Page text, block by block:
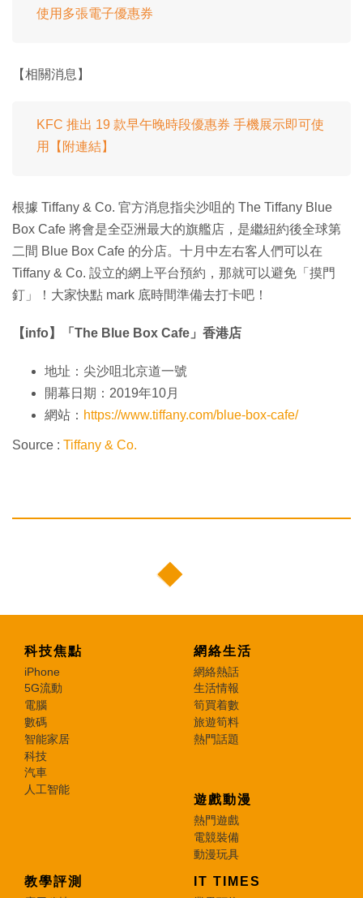
使用多張電子優惠券
【相關消息】
KFC 推出 19 款早午晚時段優惠券 手機展示即可使
用【附連結】
根據 Tiffany & Co. 官方消息指尖沙咀的 The Tiffany Blue
Box Cafe 將會是全亞洲最大的旗艦店，是繼紐約後全球第
二間 Blue Box Cafe 的分店。十月中左右客人們可以在
Tiffany & Co. 設立的網上平台預約，那就可以避免「摸門
釘」！大家快點 mark 底時間準備去打卡吧！
【info】「The Blue Box Cafe」香港店
地址：尖沙咀北京道一號
開幕日期：2019年10月
網站： https://www.tiffany.com/blue-box-cafe/
Source : Tiffany & Co.
科技焦點
iPhone
5G流動
電腦
數碼
智能家居
科技
汽車
人工智能
網絡生活
網絡熱話
生活情報
筍買着數
旅遊筍料
熱門話題
遊戲動漫
熱門遊戲
電競裝備
動漫玩具
教學評測 IT TIMES